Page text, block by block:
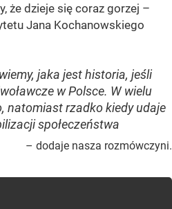
że dzieje się coraz gorzej –
Jana Kochanowskiego
jaka jest historia, jeśli
w Polsce. W wielu
natomiast rzadko kiedy udaje
społeczeństwa
– dodaje nasza rozmówczyni.